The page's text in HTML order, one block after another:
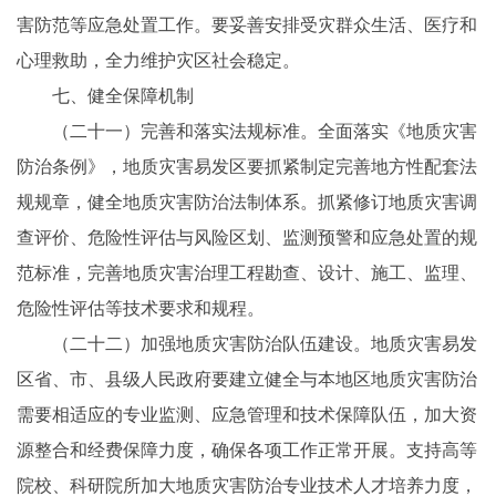
害防范等应急处置工作。要妥善安排受灾群众生活、医疗和
心理救助，全力维护灾区社会稳定。
七、健全保障机制
（二十一）完善和落实法规标准。全面落实《地质灾害
防治条例》，地质灾害易发区要抓紧制定完善地方性配套法
规规章，健全地质灾害防治法制体系。抓紧修订地质灾害调
查评价、危险性评估与风险区划、监测预警和应急处置的规
范标准，完善地质灾害治理工程勘查、设计、施工、监理、
危险性评估等技术要求和规程。
（二十二）加强地质灾害防治队伍建设。地质灾害易发
区省、市、县级人民政府要建立健全与本地区地质灾害防治
需要相适应的专业监测、应急管理和技术保障队伍，加大资
源整合和经费保障力度，确保各项工作正常开展。支持高等
院校、科研院所加大地质灾害防治专业技术人才培养力度，